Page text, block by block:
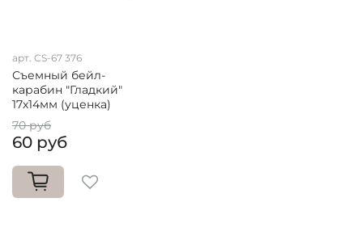
арт. CS-67 376
Съемный бейл-
карабин "Гладкий"
17х14мм (уценка)
70 руб
60 руб